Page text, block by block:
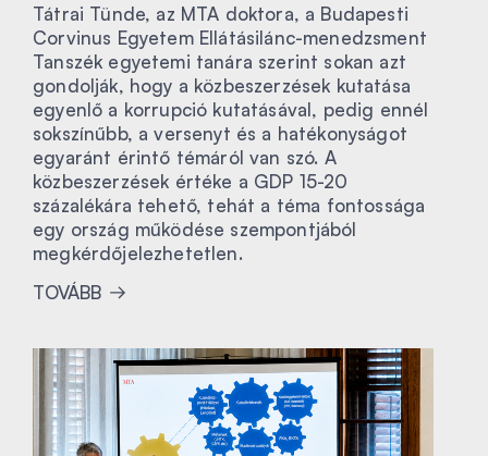
Tátrai Tünde, az MTA doktora, a Budapesti
Corvinus Egyetem Ellátásilánc-menedzsment
Tanszék egyetemi tanára szerint sokan azt
gondolják, hogy a közbeszerzések kutatása
egyenlő a korrupció kutatásával, pedig ennél
sokszínűbb, a versenyt és a hatékonyságot
egyaránt érintő témáról van szó. A
közbeszerzések értéke a GDP 15-20
százalékára tehető, tehát a téma fontossága
egy ország működése szempontjából
megkérdőjelezhetetlen.
TOVÁBB